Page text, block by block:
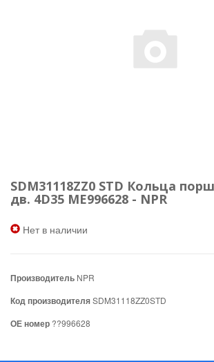
SDM31118ZZ0 STD Кольца
дв. 4D35 МЕ996628 - NPR
Нет в наличии
Производитель NPR
Код производителяSDM31118ZZ0STD
ОЕ номер ??996628